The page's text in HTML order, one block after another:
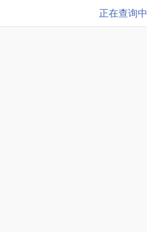
正在查询中